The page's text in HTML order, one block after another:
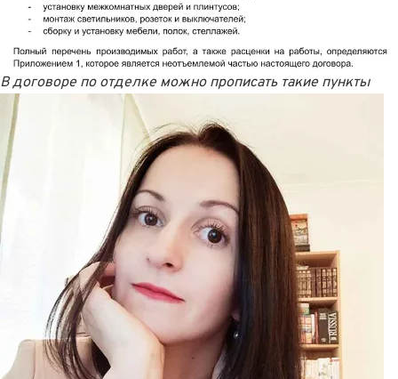
В договоре по отделке можно прописать такие пункты